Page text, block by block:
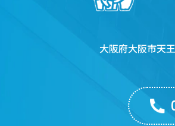
大阪府大阪市天